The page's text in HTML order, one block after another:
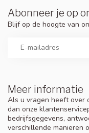
Meer informatie
Als u vragen heeft over
dan onze
bedrijfsgegevens,
verschillende manieren
Abonneer je op
Blijf op de hoogte van